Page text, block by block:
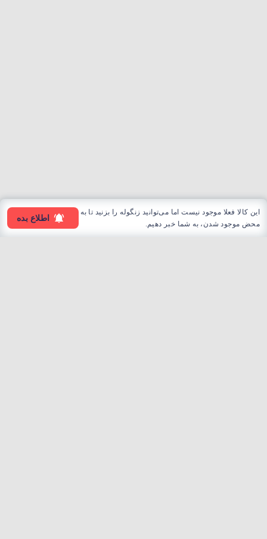
این کالا فعلا موجود نیست اما می‌توانید زنگوله را بزنید تا به
محض موجود شدن، به شما خبر دهیم.
اطلاع بده